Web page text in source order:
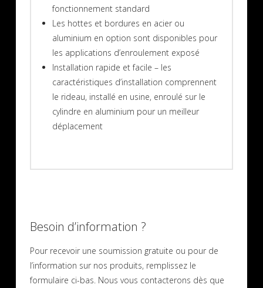
fonctionnement standard
Les hottes et bordures en acier ou
aluminium en option sont disponibles pour
les applications d’enroulement exposé
Installation rapide et facile – les
caractéristiques d’installation comprennent
le rideau, installé en usine, enroulé sur le
cylindre en aluminium pour un meilleur
déplacement
Besoin d’information ?
Pour recevoir une soumission gratuite ou pour de
l’information sur nos produits, remplissez le
formulaire ci-bas. Nous vous contacterons dès que